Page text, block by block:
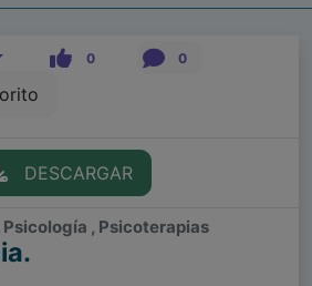
0 0
DESCARGAR
, Psicoterapias